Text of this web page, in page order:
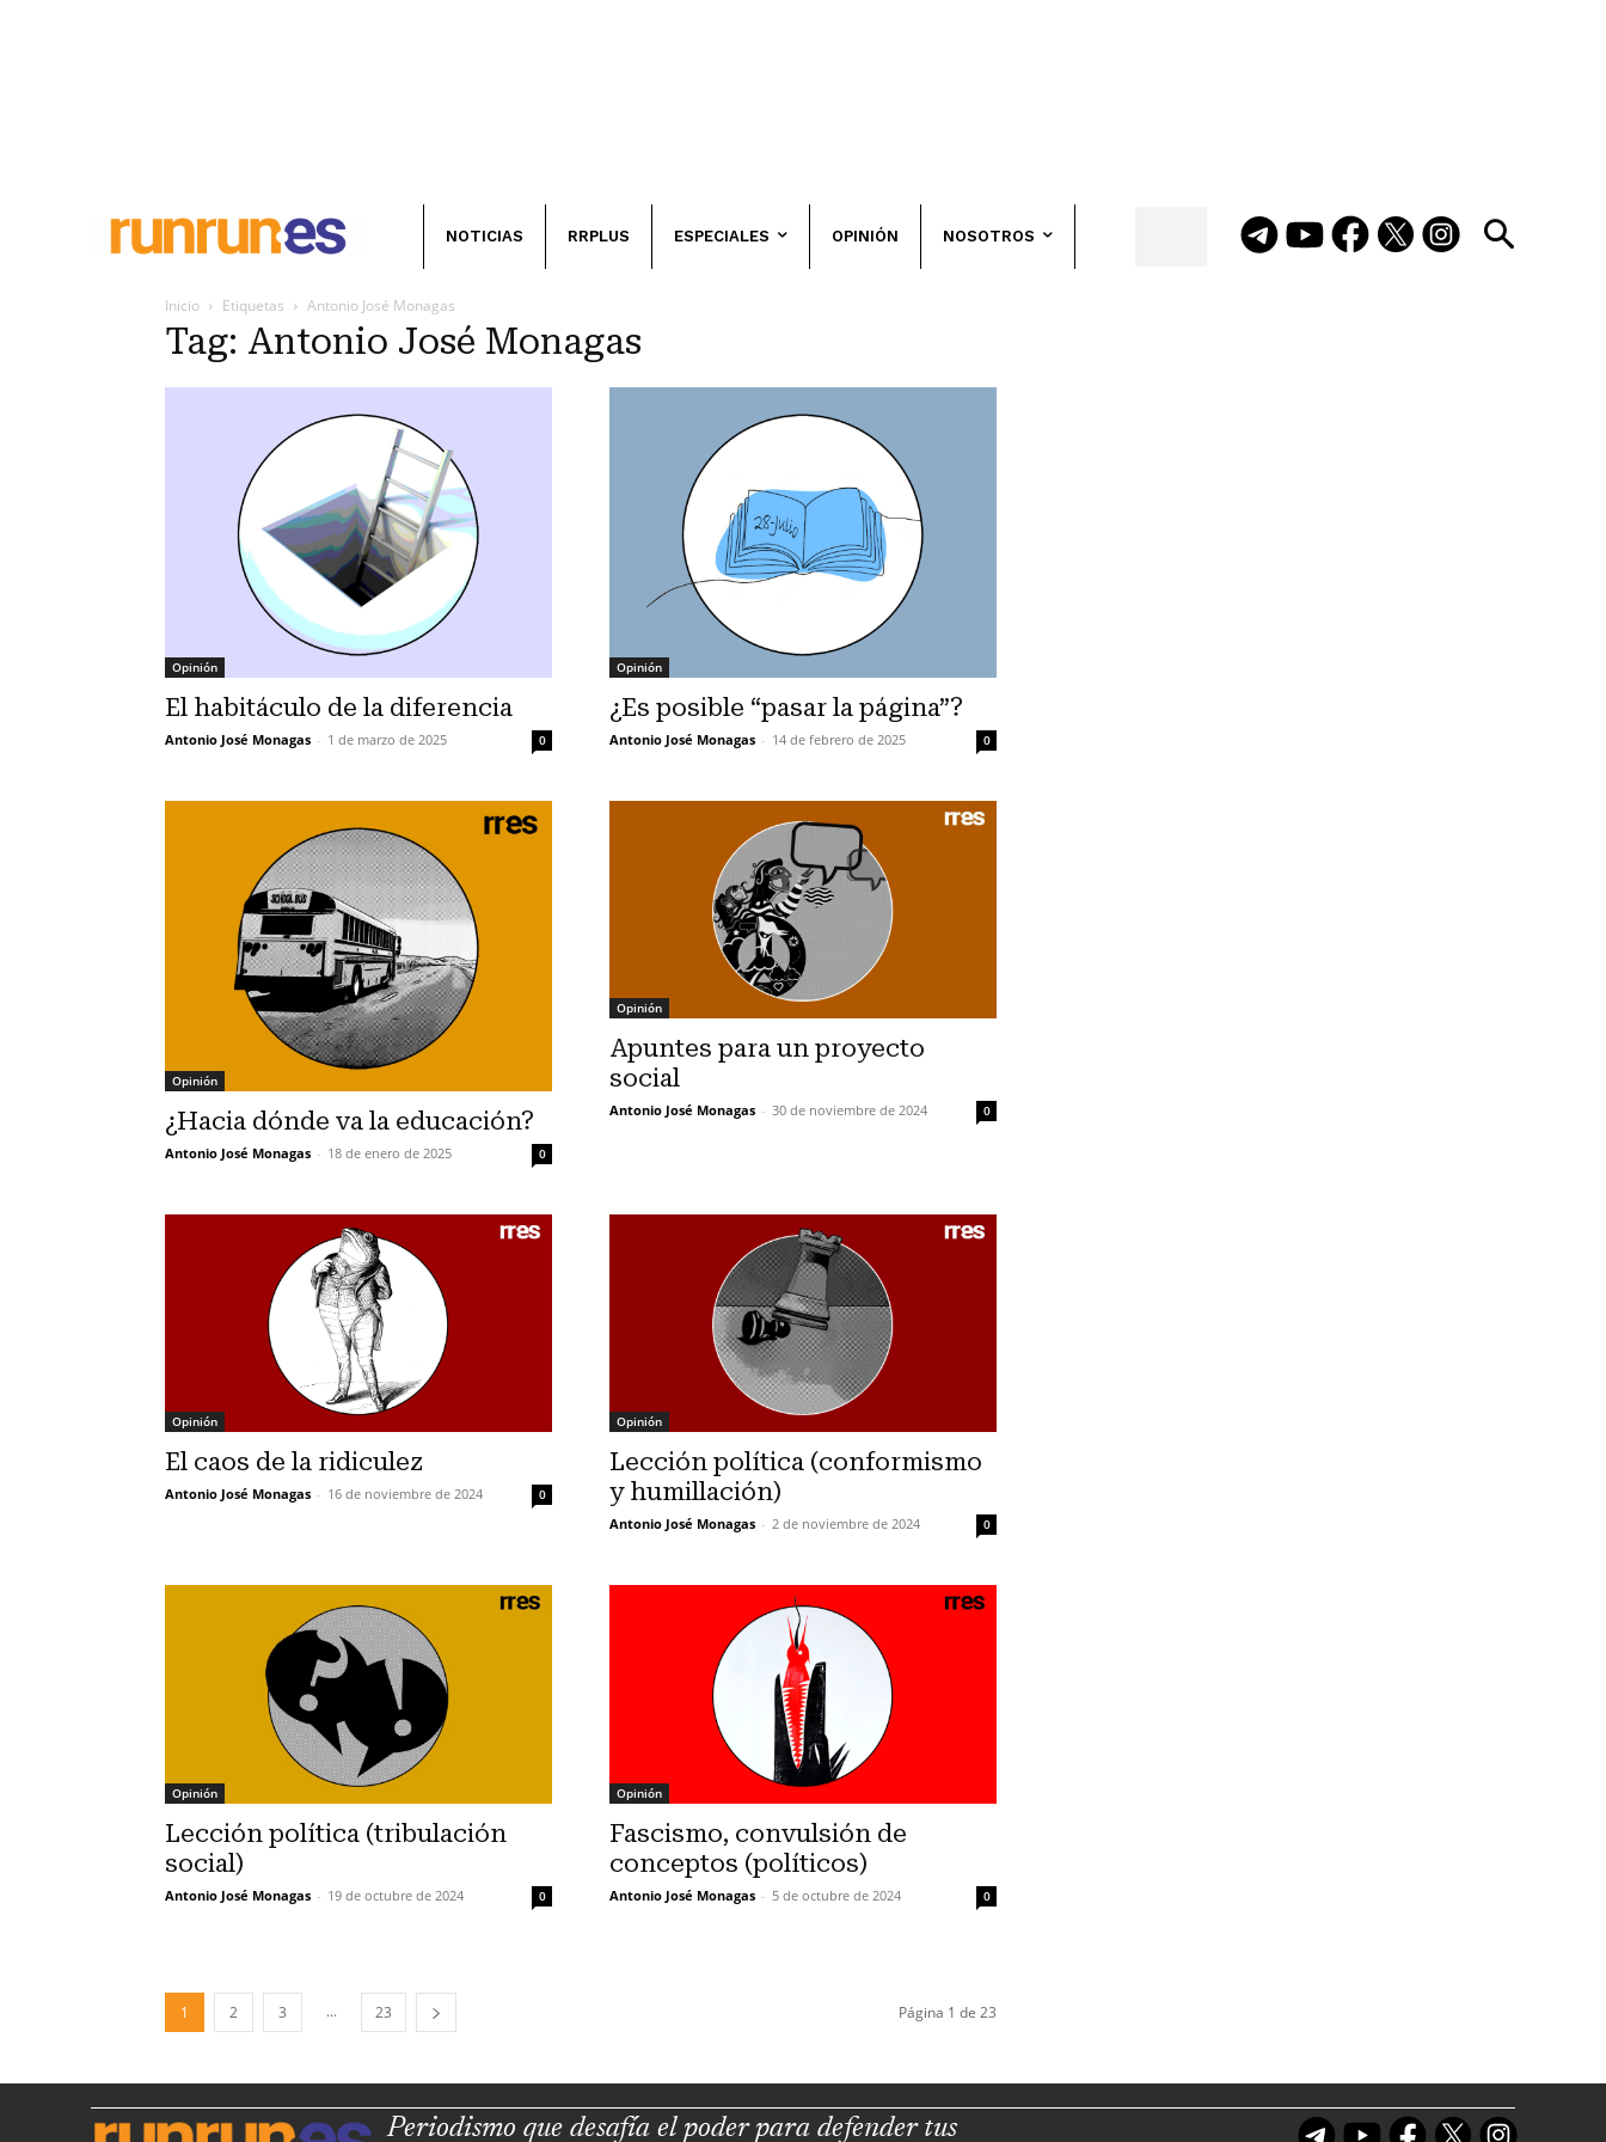
NOTICIAS RRPLUS ESPECIALES OPINIÓN NOSOTROS
Inicio Etiquetas Antonio José Monagas
Tag: Antonio José Monagas
Opinión
El habitáculo de la diferencia
Antonio José Monagas - 1 de marzo de 2025 0
Opinión
¿Es posible “pasar la página”?
Antonio José Monagas - 14 de febrero de 2025 0
Opinión
¿Hacia dónde va la educación?
Antonio José Monagas - 18 de enero de 2025 0
Opinión
Apuntes para un proyecto
social
Antonio José Monagas - 30 de noviembre de 2024 0
Opinión
El caos de la ridiculez
Antonio José Monagas - 16 de noviembre de 2024 0
Opinión
Lección política (conformismo
y humillación)
Antonio José Monagas - 2 de noviembre de 2024 0
Opinión
Lección política (tribulación
social)
Antonio José Monagas - 19 de octubre de 2024 0
Opinión
Fascismo, convulsión de
conceptos (políticos)
Antonio José Monagas - 5 de octubre de 2024 0
1 2 3 ... 23 Página 1 de 23
Periodismo que desafía el poder para defender tus